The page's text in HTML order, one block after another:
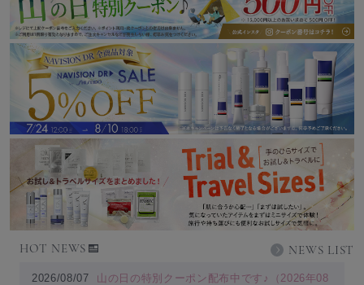
HOT NEWS NEWS LIST
2026/08/07
山の日の特別クーポン配布中です♪（2026年08